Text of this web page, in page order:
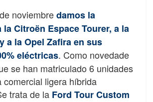
noviembredamos la
la Citroën Espace Tourer, a la
a la Opel Zafira en sus
eléctricas. Como novedade
se han matriculado 6 unidades
comercial ligera híbrida
trata de la Ford Tour Custom